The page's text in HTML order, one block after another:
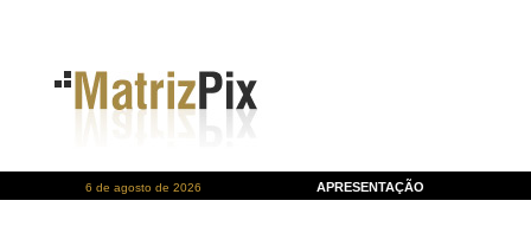
6 de agosto de 2026 APRESENTAÇÃO